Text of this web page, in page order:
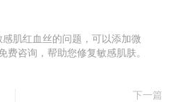
肌红血丝的问题，可以添加微
费咨询，帮助您修复敏感肌肤。
下一篇